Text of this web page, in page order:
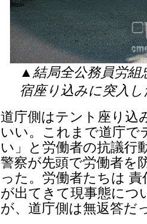
▲結局全公務員労組
宿座り込みに突入
道庁側はテント座り込
いい。これまで道庁で
い」と労働者の抗議行
警察が先頭で労働者を
った。労働者たちは
が出てきて現事態につ
が、道庁側は無返答だ